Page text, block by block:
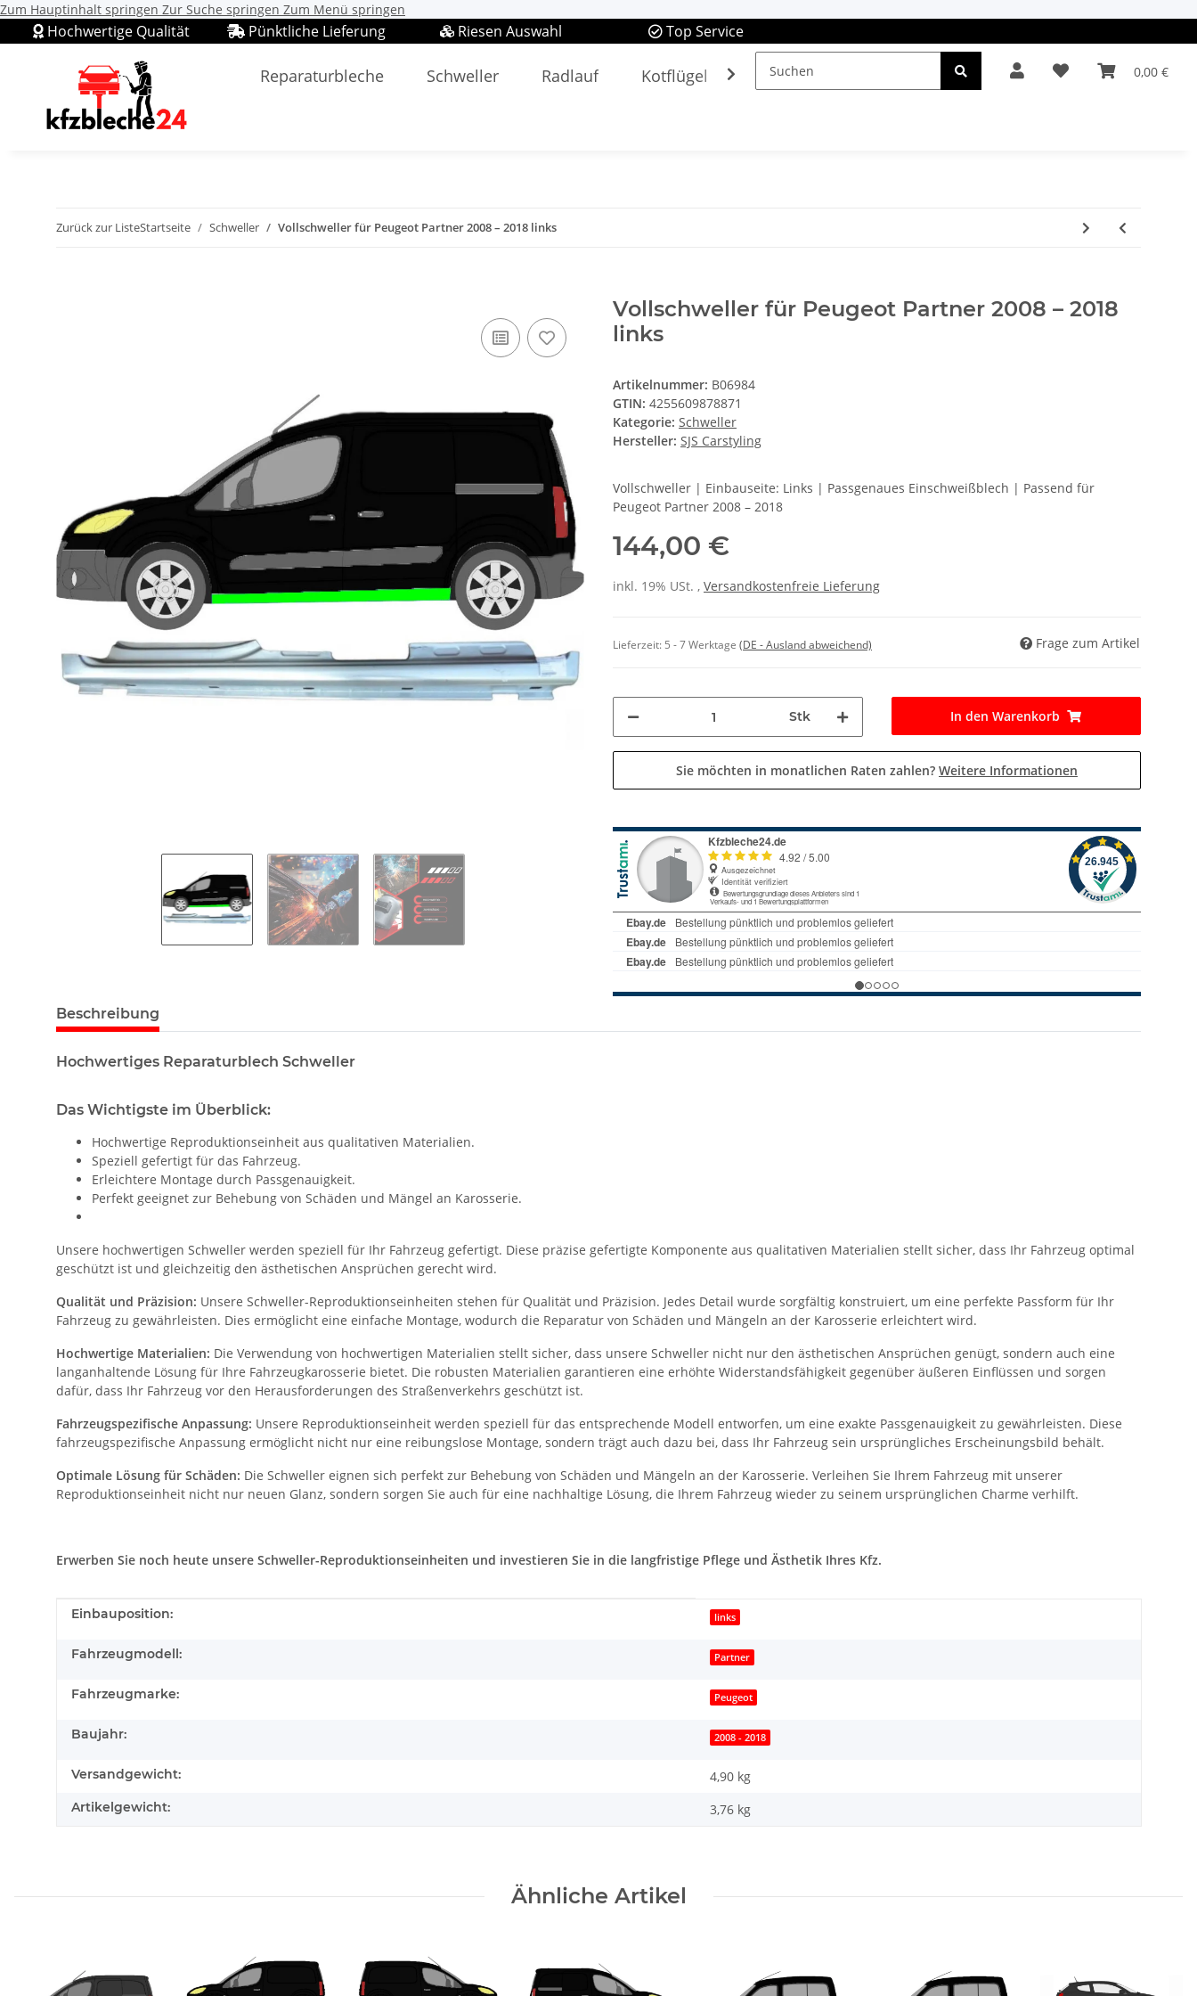
Zum Hauptinhalt springen Zur Suche springen Zum Menü springen
Top Service
Riesen Auswahl
Pünktliche Lieferung
Hochwertige Qualität
0,00 €
Reparaturbleche Schweller Radlauf Kotflügel Spiegel & Leuchten Autopflege Oldtimerteile
Zurück zur ListeStartseite Schweller Vollschweller für Peugeot Partner 2008 – 2018 links
Vollschweller für Peugeot Partner 2008 – 2018
links
Artikelnummer: B06984
GTIN: 4255609878871
Kategorie: Schweller
Hersteller: SJS Carstyling
Vollschweller | Einbauseite: Links | Passgenaues Einschweißblech | Passend für
Peugeot Partner 2008 – 2018
144,00 €
inkl. 19% USt. , Versandkostenfreie Lieferung
Lieferzeit: 5 - 7 Werktage (DE - Ausland abweichend) Frage zum Artikel
Stk In den Warenkorb
Sie möchten in monatlichen Raten zahlen? Weitere Informationen
Beschreibung
Hochwertiges Reparaturblech Schweller
Das Wichtigste im Überblick:
Hochwertige Reproduktionseinheit aus qualitativen Materialien.
Speziell gefertigt für das Fahrzeug.
Erleichtere Montage durch Passgenauigkeit.
Perfekt geeignet zur Behebung von Schäden und Mängel an Karosserie.
Unsere hochwertigen Schweller werden speziell für Ihr Fahrzeug gefertigt. Diese präzise gefertigte Komponente aus qualitativen Materialien stellt sicher, dass Ihr Fahrzeug optimal
geschützt ist und gleichzeitig den ästhetischen Ansprüchen gerecht wird.
Qualität und Präzision: Unsere Schweller-Reproduktionseinheiten stehen für Qualität und Präzision. Jedes Detail wurde sorgfältig konstruiert, um eine perfekte Passform für Ihr
Fahrzeug zu gewährleisten. Dies ermöglicht eine einfache Montage, wodurch die Reparatur von Schäden und Mängeln an der Karosserie erleichtert wird.
Hochwertige Materialien: Die Verwendung von hochwertigen Materialien stellt sicher, dass unsere Schweller nicht nur den ästhetischen Ansprüchen genügt, sondern auch eine
langanhaltende Lösung für Ihre Fahrzeugkarosserie bietet. Die robusten Materialien garantieren eine erhöhte Widerstandsfähigkeit gegenüber äußeren Einflüssen und sorgen
dafür, dass Ihr Fahrzeug vor den Herausforderungen des Straßenverkehrs geschützt ist.
Fahrzeugspezifische Anpassung: Unsere Reproduktionseinheit werden speziell für das entsprechende Modell entworfen, um eine exakte Passgenauigkeit zu gewährleisten. Diese
fahrzeugspezifische Anpassung ermöglicht nicht nur eine reibungslose Montage, sondern trägt auch dazu bei, dass Ihr Fahrzeug sein ursprüngliches Erscheinungsbild behält.
Optimale Lösung für Schäden: Die Schweller eignen sich perfekt zur Behebung von Schäden und Mängeln an der Karosserie. Verleihen Sie Ihrem Fahrzeug mit unserer
Reproduktionseinheit nicht nur neuen Glanz, sondern sorgen Sie auch für eine nachhaltige Lösung, die Ihrem Fahrzeug wieder zu seinem ursprünglichen Charme verhilft.
Erwerben Sie noch heute unsere Schweller-Reproduktionseinheiten und investieren Sie in die langfristige Pflege und Ästhetik Ihres Kfz.
Produkteigenschaft
Wert
Einbauposition: links
Fahrzeugmodell: Partner
Fahrzeugmarke: Peugeot
Baujahr: 2008 - 2018
Versandgewicht: 4,90 kg
Artikelgewicht: 3,76 kg
Ähnliche Artikel